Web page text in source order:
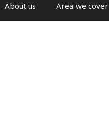
About us Area we cover